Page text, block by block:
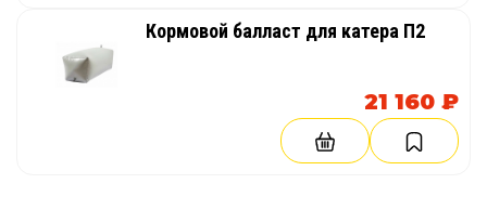
Кормовой балласт для катера П2
21 160 ₽